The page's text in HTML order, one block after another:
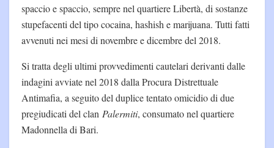
spaccio e spaccio, sempre nel quartiere Libertà, di sostanze
stupefacenti del tipo cocaina, hashish e marijuana. Tutti fatti
avvenuti nei mesi di novembre e dicembre del 2018.
Si tratta degli ultimi provvedimenti cautelari derivanti dalle
indagini avviate nel 2018 dalla Procura Distrettuale
Antimafia, a seguito del duplice tentato omicidio di due
pregiudicati del clan Palermiti, consumato nel quartiere
Madonnella di Bari.